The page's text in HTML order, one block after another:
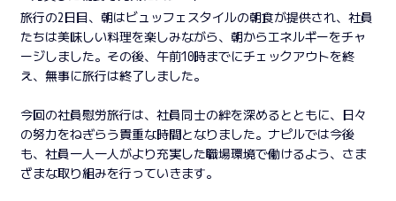
旅行の2日目、朝はビュッフェスタイルの朝食が提供され、社員
たちは美味しい料理を楽しみながら、朝からエネルギーをチャ
ージしました。その後、午前10時までにチェックアウトを終
え、無事に旅行は終了しました。
今回の社員慰労旅行は、社員同士の絆を深めるとともに、日々
の努力をねぎらう貴重な時間となりました。ナピルでは今後
も、社員一人一人がより充実した職場環境で働けるよう、さま
ざまな取り組みを行っていきます。